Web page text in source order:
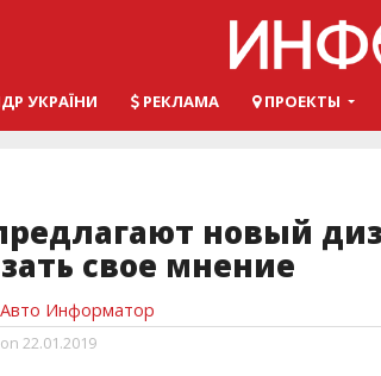
УКРАЇНИ РЕКЛАМА ПРОЕКТЫ
новый
свое мнение
Авто Информатор
22.01.2019